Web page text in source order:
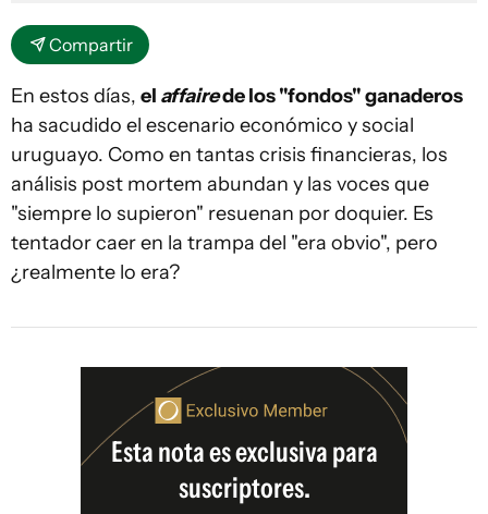
Compartir
En estos días, el affairede los "fondos" ganaderos
ha sacudido el escenario económico y social
uruguayo. Como en tantas crisis financieras, los
análisis post mortem abundan y las voces que
"siempre lo supieron" resuenan por doquier. Es
tentador caer en la trampa del "era obvio", pero
¿realmente lo era?
Esta nota es exclusiva para
suscriptores.